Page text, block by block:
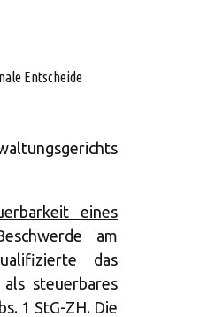
Entscheide
eines
am
das
steuerbares
1 StG-ZH. Die